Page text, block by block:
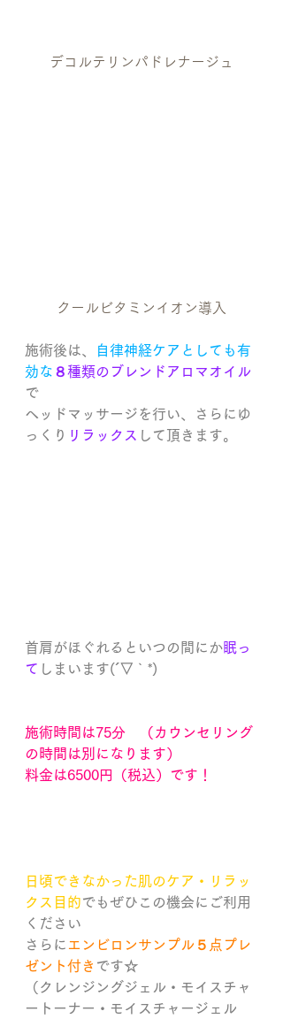
デコルテリンパドレナージュ
クールビタミンイオン導入
施術後は、
自律神経ケアとしても有
効な ８種類のブレンドアロマオイル
で
ヘッドマッサージを行い、さらにゆ
っくり リラックス して頂きます。
首肩がほぐれるといつの間にか眠っ
て しまいます(´▽｀*)
施術時間は75分　（カウンセリング
の時間は別になります）
料金は6500円（税込）です！
日頃できなかった肌のケア・リラッ
クス目的でもぜひこの機会にご利用
ください
さらに エンビロンサンプル５点プレ
ゼント付き です☆
（クレンジングジェル・モイスチャ
ートーナー・モイスチャージェル